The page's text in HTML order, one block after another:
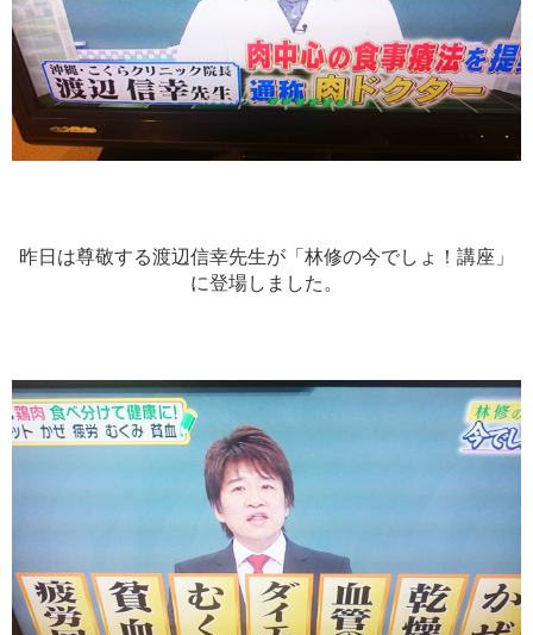
昨日は尊敬する渡辺信幸先生が「林修の今でしょ！講座」
に登場しました。